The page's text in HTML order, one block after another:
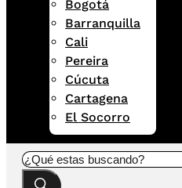
Bogotá
Barranquilla
Cali
Pereira
Cúcuta
Cartagena
El Socorro
Buscar